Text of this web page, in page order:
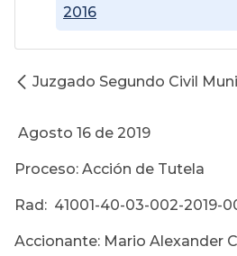
2016
Juzgado Segundo Civil
Agosto 16 de 2019
Proceso: Acción de Tutela
Rad: 41001-40-03-002-2019-
Accionante: Mario Alexander